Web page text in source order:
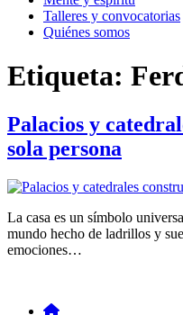
Talleres y convocatorias
Quiénes somos
Etiqueta:
Palacios y
sola persona
La casa es un símbolo
mundo hecho de ladrillos y
emociones…